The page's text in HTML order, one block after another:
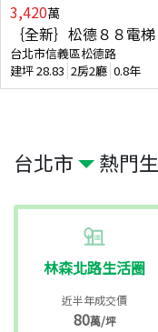
台北市 熱門
林森北路生活圈
近半年成交價
80萬/坪
3,420萬
｛全新｝松德８８電
台北市信義區松德路
建坪28.83 2房2廳 0.8年